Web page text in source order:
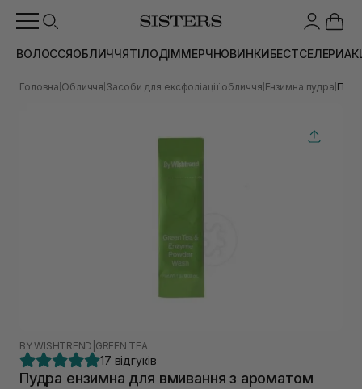
ВОЛОССЯОБЛИЧЧЯТІЛОДІММЕРЧНОВИНКИБЕСТСЕЛЕРИ
Головна Обличчя Засоби для ексфоліації обличчя Ензимна пудра
BY WISHTREND GREEN TEA
17 відгуків
Пудра ензимна для вмивання з ароматом